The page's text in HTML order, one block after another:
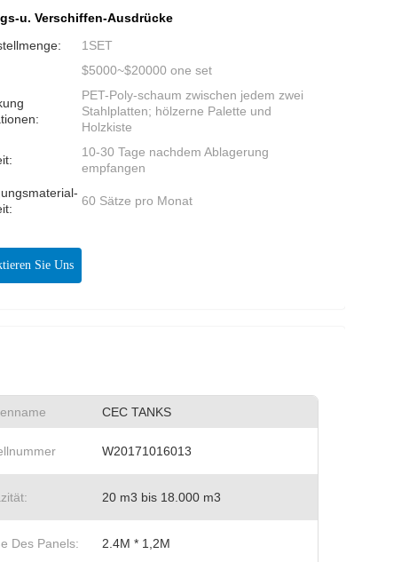
u. Verschiffen-Ausdrücke
1SET
$5000~$20000 one set
PET-Poly-schaum zwischen jedem zwei
Stahlplatten; hölzerne Palette und
Holzkiste
10-30 Tage nachdem Ablagerung
empfangen
60 Sätze pro Monat
Sie Uns
CEC TANKS
W20171016013
20 m3 bis 18.000 m3
Des Panels: 2.4M * 1,2M